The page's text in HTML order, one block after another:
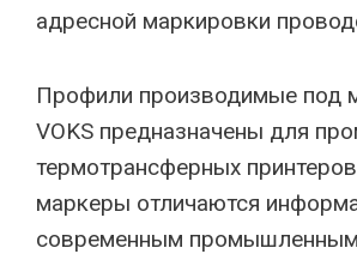
адресной маркировки
Профили производимые под
VOKS предназначены для
термотрансферных
маркеры отличаются
современным